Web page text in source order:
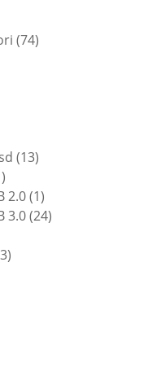
7474
1313
1
prodotto
2.0 11
prodotto
3.0 2424
33